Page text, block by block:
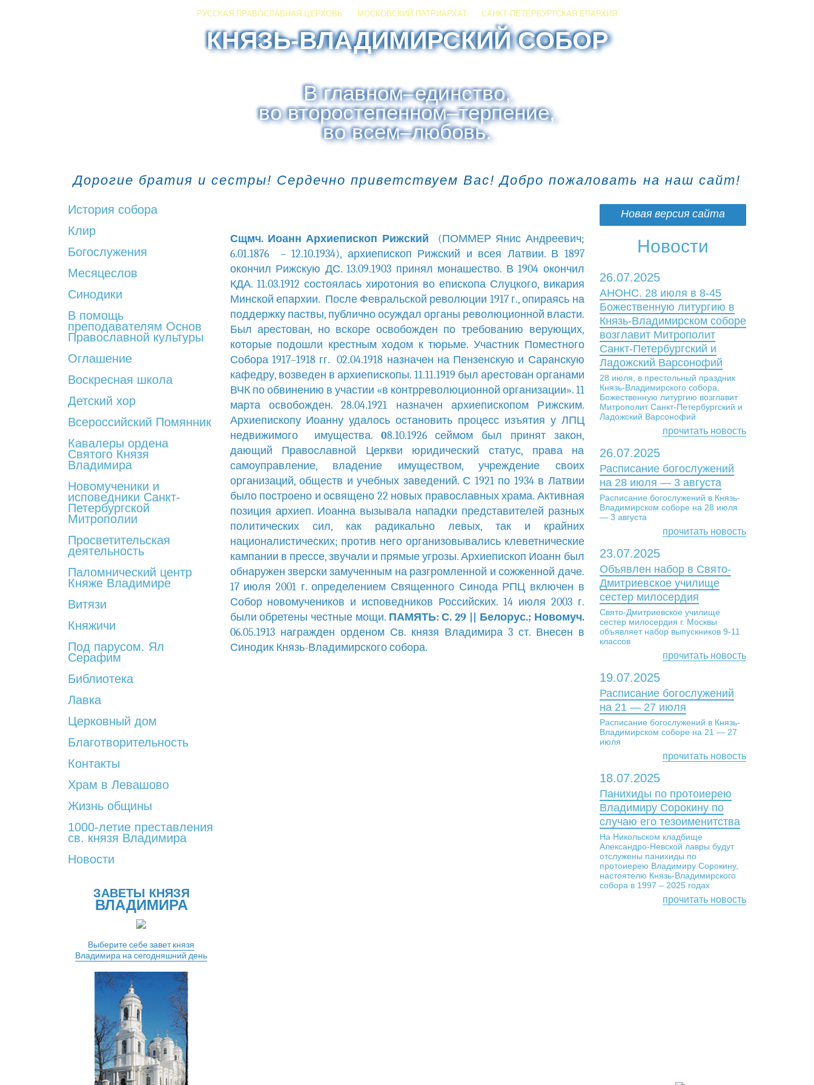
РУССКАЯ ПРАВОСЛАВНАЯ ЦЕРКОВЬ МОСКОВСКИЙ ПАТРИАРХАТ САНКТ-ПЕТЕРБУРГСКАЯ ЕПАРХИЯ
КНЯЗЬ-ВЛАДИМИРСКИЙ СОБОР
В главном–единство,
во второстепенном–терпение,
во всем–любовь.
Дорогие братия и сестры! Сердечно приветствуем Вас! Добро пожаловать на наш сайт!
История собора
Клир
Богослужения
Месяцеслов
Синодики
В помощь
преподавателям Основ
Православной культуры
Оглашение
Воскресная школа
Детский хор
Всероссийский Помянник
Кавалеры ордена
Святого Князя
Владимира
Новомученики и
исповедники Санкт-
Петербургской
Митрополии
Просветительская
деятельность
Паломнический центр
Княже Владимире
Витязи
Княжичи
Под парусом. Ял
Серафим
Библиотека
Лавка
Церковный дом
Благотворительность
Контакты
Храм в Левашово
Жизнь общины
1000-летие преставления
св. князя Владимира
Новости
ЗАВЕТЫ КНЯЗЯ
ВЛАДИМИРА
Выберите себе завет князя
Владимира на сегодняшний день
Сщмч. Иоанн Архиепископ Рижский (ПОММЕР Янис Андреевич;
6.01.1876 – 12.10.1934), архиепископ Рижский и всея Латвии. В 1897
окончил Рижскую ДС. 13.09.1903 принял монашество. В 1904 окончил
КДА. 11.03.1912 состоялась хиротония во епископа Слуцкого, викария
Минской епархии. После Февральской революции 1917 г., опираясь на
поддержку паствы, публично осуждал органы революционной власти.
Был арестован, но вскоре освобожден по требованию верующих,
которые подошли крестным ходом к тюрьме. Участник Поместного
Собора 1917–1918 гг. 02.04.1918 назначен на Пензенскую и Саранскую
кафедру, возведен в архиепископы. 11.11.1919 был арестован органами
ВЧК по обвинению в участии «в контрреволюционной организации». 11
марта освобожден. 28.04.1921 назначен архиепископом Рижским.
Архиепископу Иоанну удалось остановить процесс изъятия у ЛПЦ
недвижимого имущества. 08.10.1926 сеймом был принят закон,
дающий Православной Церкви юридический статус, права на
самоуправление, владение имуществом, учреждение своих
организаций, обществ и учебных заведений. С 1921 по 1934 в Латвии
было построено и освящено 22 новых православных храма. Активная
позиция архиеп. Иоанна вызывала нападки представителей разных
политических сил, как радикально левых, так и крайних
националистических; против него организовывались клеветнические
кампании в прессе, звучали и прямые угрозы. Архиепископ Иоанн был
обнаружен зверски замученным на разгромленной и сожженной даче.
17 июля 2001 г. определением Священного Синода РПЦ включен в
Собор новомучеников и исповедников Российских. 14 июля 2003 г.
были обретены честные мощи. ПАМЯТЬ: С. 29 || Белорус.; Новомуч.
06.05.1913 награжден орденом Св. князя Владимира 3 ст. Внесен в
Синодик Князь-Владимирского собора.
Новая версия сайта
Новости
26.07.2025
АНОНС. 28 июля в 8-45
Божественную литургию в
Князь-Владимирском соборе
возглавит Митрополит
Санкт-Петербургский и
Ладожский Варсонофий
28 июля, в престольный праздник
Князь-Владимирского собора,
Божественную литургию возглавит
Митрополит Санкт-Петербургский и
Ладожский Варсонофий
прочитать новость
26.07.2025
Расписание богослужений
на 28 июля — 3 августа
Расписание богослужений в Князь-
Владимирском соборе на 28 июля
— 3 августа
прочитать новость
23.07.2025
Объявлен набор в Свято-
Дмитриевское училище
сестер милосердия
Свято-Дмитриевское училище
сестер милосердия г. Москвы
объявляет набор выпускников 9-11
классов
прочитать новость
19.07.2025
Расписание богослужений
на 21 — 27 июля
Расписание богослужений в Князь-
Владимирском соборе на 21 — 27
июля
прочитать новость
18.07.2025
Панихиды по протоиерею
Владимиру Сорокину по
случаю его тезоименитства
На Никольском кладбище
Александро-Невской лавры будут
отслужены панихиды по
протоиерею Владимиру Сорокину,
настоятелю Князь-Владимирского
собора в 1997 – 2025 годах
прочитать новость